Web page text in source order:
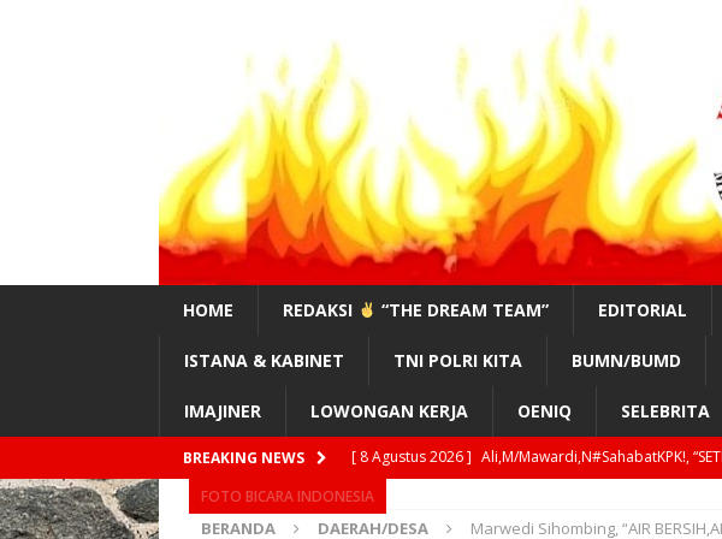
HOME REDAKSI “THE DREAM TEAM” EDITORIAL
ISTANA & KABINET TNI POLRI KITA BUMN/BUMD
IMAJINER LOWONGAN KERJA OENIQ SELEBRITA
BREAKING NEWS [ 8 Agustus 2026 ] Ali,M/Mawardi,N#SahabatKPK!,
KAB.MADINA?”
BERANDA DAERAH/DESA Marwedi Sihombing, “AIR
FOTO BICARA INDONESIA